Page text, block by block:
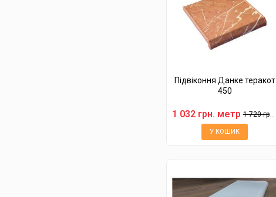
Підвіконня Данке теракот
450
1 032 грн. метр1 720 грн.
У КОШИК